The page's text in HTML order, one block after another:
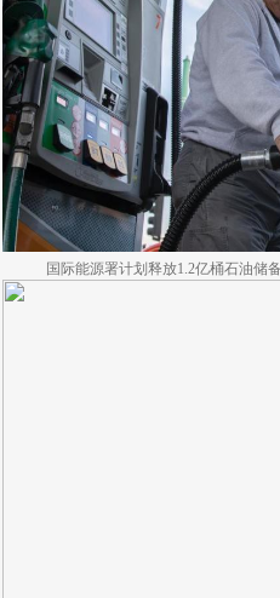
国际能源署计划释放1.2亿桶石油储